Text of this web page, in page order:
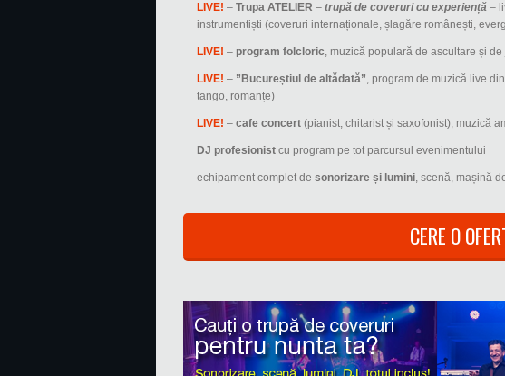
LIVE! – Trupa ATELIER – trupă de coveruri cu experiență –
instrumentiști (coveruri internaționale, șlagăre românești,
LIVE! – program folcloric, muzică populară de ascultare și
LIVE! – ”Bucureștiul de altădată”, program de muzică live
tango, romanțe)
LIVE! – cafe concert (pianist, chitarist și saxofonist), muzică
DJ profesionist cu program pe tot parcursul evenimentului
echipament complet de sonorizare și lumini, scenă, mașină
CERE O